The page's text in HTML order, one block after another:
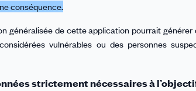
conséquence.
généralisée de cette application pourrait
vulnérables ou des personnes
strictement nécessaires à